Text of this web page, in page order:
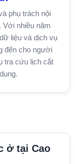
phụ trách nội
Với nhiều năm
liệu và dịch vụ
đến cho người
tra cứu lịch cắt
ở tại Cao